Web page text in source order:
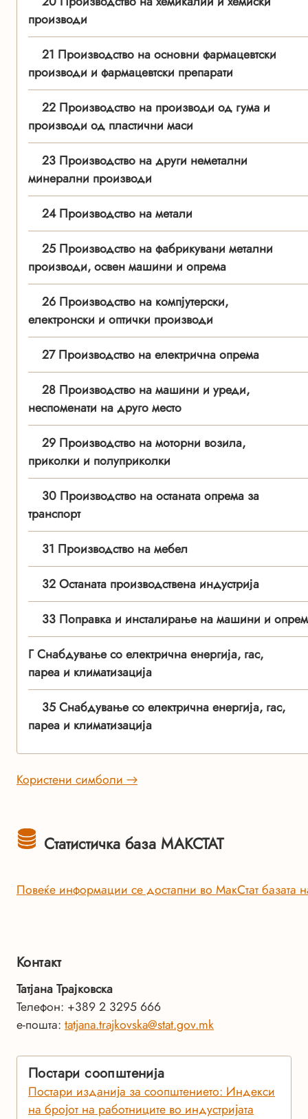
производи
21 Производство на основни фармацевтски
производи и фармацевтски препарати
22 Производство на производи од гума и
производи од пластични маси
23 Производство на други неметални
минерални производи
24 Производство на метали
25 Производство на фабрикувани метални
производи, освен машини и опрема
26 Производство на компјутерски,
електронски и оптички производи
27 Производство на електрична опрема
28 Производство на машини и уреди,
неспомeнати на друго место
29 Производство на моторни возила,
приколки и полуприколки
30 Производство на останата опрема за
транспорт
31 Производство на мебел
32 Останата производствена индустрија
33 Поправка и инсталирање на машини и
Г Снабдување со електрична енергија, гас,
пареа и климатизација
35 Снабдување со електрична енергија, гас,
пареа и климатизација
Користени симболи →
Статистичка база МАКСТАТ
Повеќе информации се достапни во МакСтат базата
Контакт
Татјана Трајковска
Телефон: +389 2 3295 666
е-пошта: tatjana.trajkovska@stat.gov.mk
Постари соопштенија
Постари изданија за соопштението: Индекси
на бројот на работниците во индустријата